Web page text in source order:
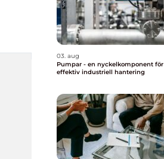
03. aug
Pumpar - en nyckelkomponent för
effektiv industriell hantering